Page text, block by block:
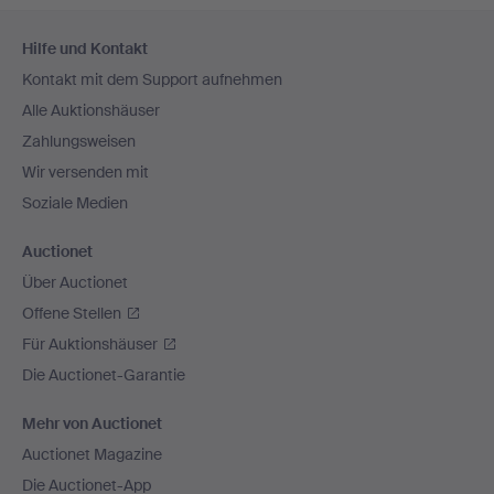
Navigation
Hilfe und Kontakt
Kontakt mit dem Support aufnehmen
Alle Auktionshäuser
Zahlungsweisen
Wir versenden mit
Soziale Medien
Auctionet
Über Auctionet
Offene Stellen
Für Auktionshäuser
Die Auctionet-Garantie
Mehr von Auctionet
Auctionet Magazine
Die Auctionet-App